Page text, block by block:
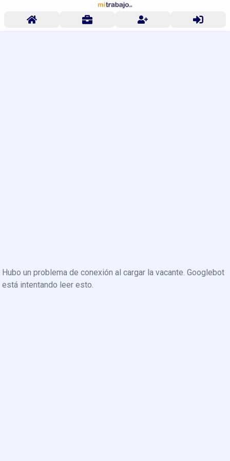
Hubo un problema de conexión al cargar la vacante. Googlebot
está intentando leer esto.